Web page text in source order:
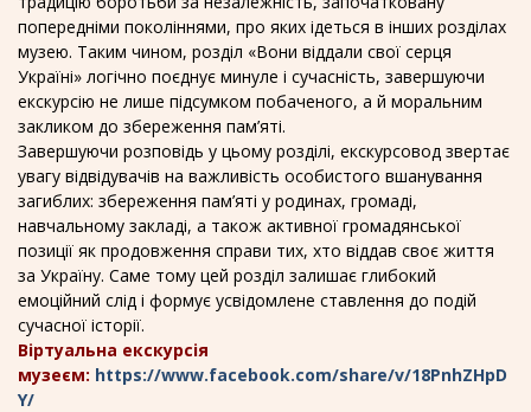
попередніми поколіннями, про яких ідеться в інших розділах
музею. Таким чином, розділ «Вони віддали свої серця
Україні» логічно поєднує минуле і сучасність, завершуючи
екскурсію не лише підсумком побаченого, а й моральним
закликом до збереження пам’яті.
Завершуючи розповідь у цьому розділі, екскурсовод звертає
увагу відвідувачів на важливість особистого вшанування
загиблих: збереження пам’яті у родинах, громаді,
навчальному закладі, а також активної громадянської
позиції як продовження справи тих, хто віддав своє життя
за Україну. Саме тому цей розділ залишає глибокий
емоційний слід і формує усвідомлене ставлення до подій
сучасної історії.
Віртуальна екскурсія
музеєм: https://www.facebook.com/share/v/18PnhZHpD
Y/